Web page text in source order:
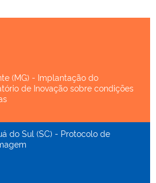
(MG) - Implantação do
de Inovação sobre condições
do Sul (SC) - Protocolo de